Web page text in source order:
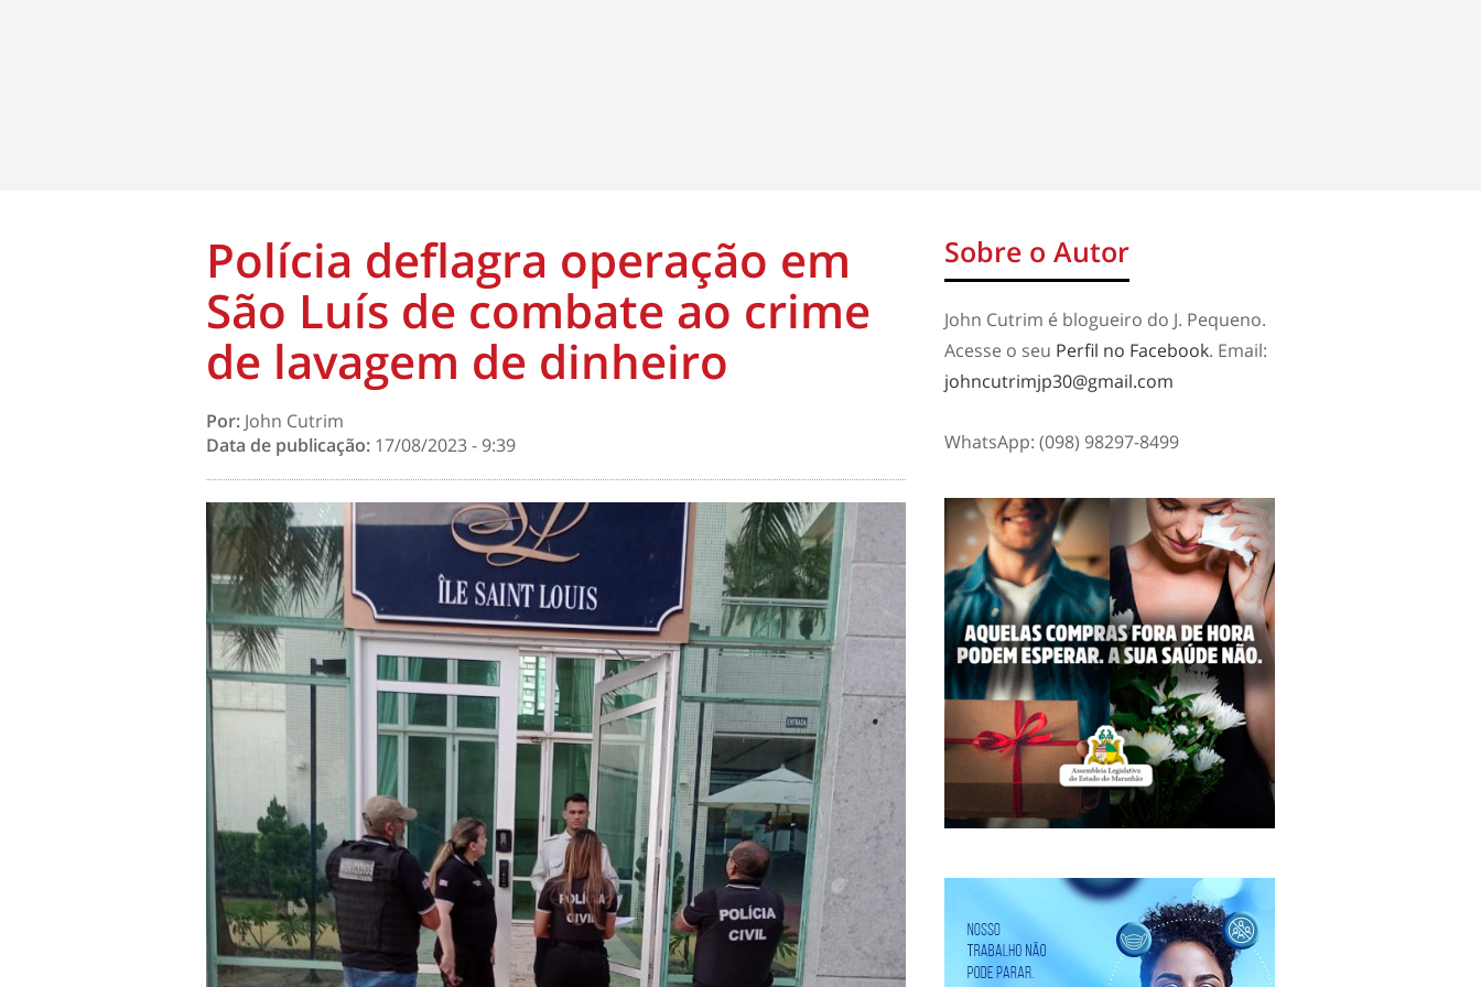
Polícia deflagra operação em
São Luís de combate ao crime
de lavagem de dinheiro
Por: John Cutrim
Data de publicação: 17/08/2023 - 9:39
Sobre o Autor
John Cutrim é blogueiro do J. Pequeno.
Acesse o seu Perfil no Facebook. Email:
johncutrimjp30@gmail.com
WhatsApp: (098) 98297-8499